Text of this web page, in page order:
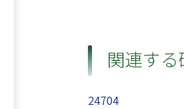
関連す
24704